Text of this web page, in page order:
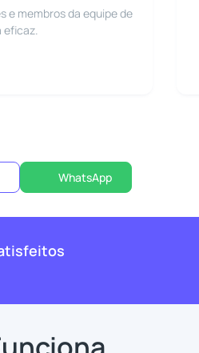
e membros da equipe de
eficaz.
WhatsApp